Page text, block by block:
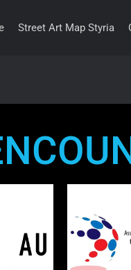
Street Art Map Styria